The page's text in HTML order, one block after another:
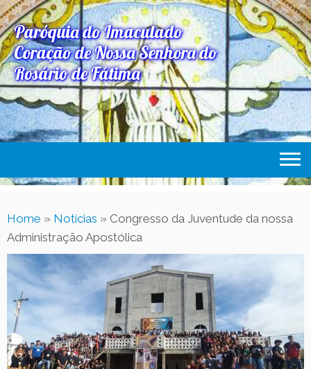
Paróquia do Imaculado
Coração de Nossa Senhora do
Rosário de Fátima
Paróquia
Expediente Paroquial
Eventos
Acesse Também
Contato
Home » Notícias » Congresso da Juventude da nossa
Administração Apostólica